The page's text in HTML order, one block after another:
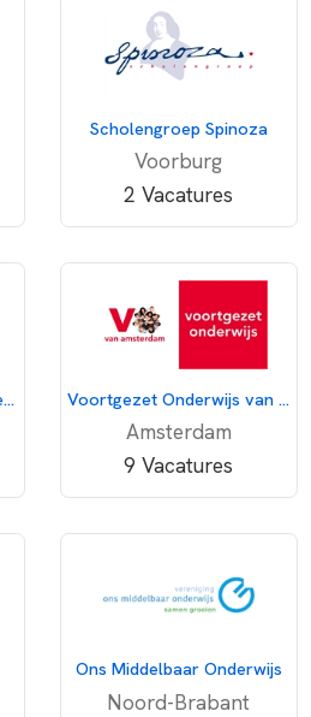
Scholengroep Spinoza
Voorburg
2 Vacatures
Montessori Scholengemeenschap Amsterdam Voortgezet Onderwijs van Amsterdam
Amsterdam
9 Vacatures
Ons Middelbaar Onderwijs
Noord-Brabant